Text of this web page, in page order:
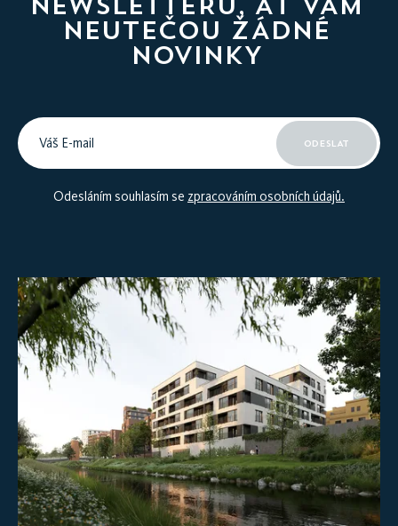
NEUTEČOU ŽÁDNÉ
NOVINKY
ODESLAT
Odesláním souhlasím se zpracováním osobních údajů.